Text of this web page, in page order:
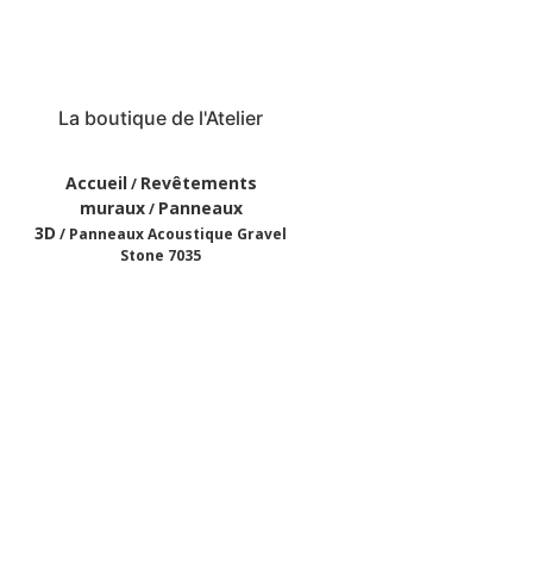
La boutique de l'Atelier
Accueil / Revêtements
muraux/ Panneaux
3D / Panneaux Acoustique Gravel
Stone 7035